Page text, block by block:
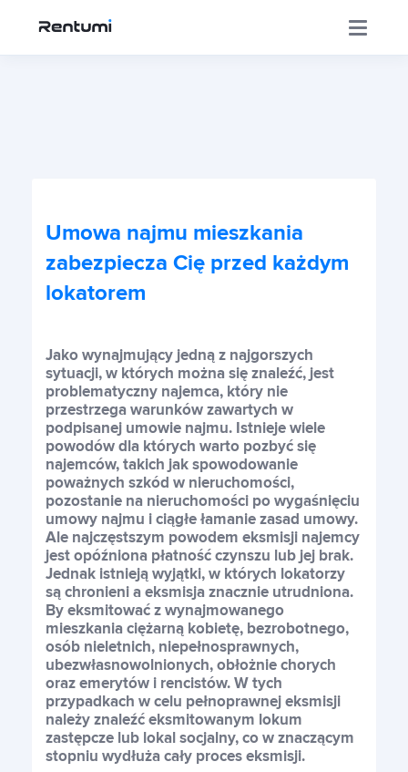
Centrum Inwestora
Sklep
Franczyza
Kontakt
Polski
Polski
Umowa najmu mieszkania
zabezpiecza Cię przed każdym
lokatorem
Jako wynajmujący jedną z najgorszych
sytuacji, w których można się znaleźć, jest
problematyczny najemca, który nie
przestrzega warunków zawartych w
podpisanej umowie najmu. Istnieje wiele
powodów dla których warto pozbyć się
najemców, takich jak spowodowanie
poważnych szkód w nieruchomości,
pozostanie na nieruchomości po wygaśnięciu
umowy najmu i ciągłe łamanie zasad umowy.
Ale najczęstszym powodem eksmisji najemcy
jest opóźniona płatność czynszu lub jej brak.
Jednak istnieją wyjątki, w których lokatorzy
są chronieni a eksmisja znacznie utrudniona.
By eksmitować z wynajmowanego
mieszkania ciężarną kobietę, bezrobotnego,
osób nieletnich, niepełnosprawnych,
ubezwłasnowolnionych, obłożnie chorych
oraz emerytów i rencistów. W tych
przypadkach w celu pełnoprawnej eksmisji
należy znaleźć eksmitowanym lokum
zastępcze lub lokal socjalny, co w znaczącym
stopniu wydłuża cały proces eksmisji.